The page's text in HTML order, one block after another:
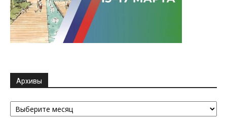
Архивы
Архивы